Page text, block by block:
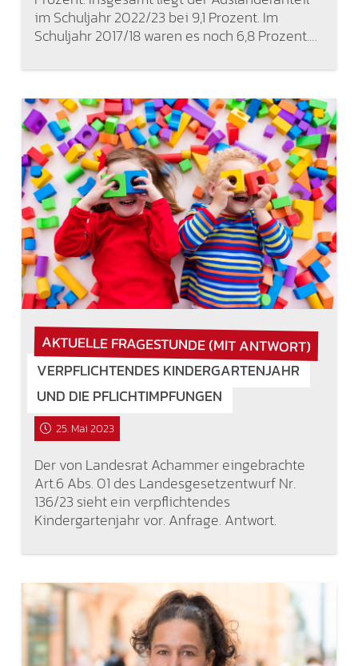
im Schuljahr 2022/23 bei 9,1 Prozent. Im
Schuljahr 2017/18 waren es noch 6,8 Prozent.…
AKTUELLE FRAGESTUNDE (MIT ANTWORT)
VERPFLICHTENDES KINDERGARTENJAHR
UND DIE PFLICHTIMPFUNGEN
25. Mai 2023
Der von Landesrat Achammer eingebrachte
Art.6 Abs. 01 des Landesgesetzentwurf Nr.
136/23 sieht ein verpflichtendes
Kindergartenjahr vor. Anfrage. Antwort.